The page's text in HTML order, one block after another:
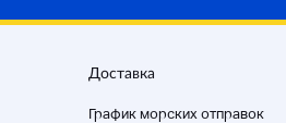
Доставка
График морских отправок